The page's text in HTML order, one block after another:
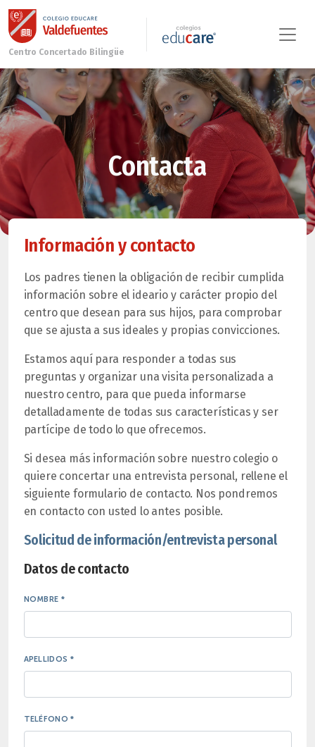
Contacta
Información y contacto
Los padres tienen la obligación de recibir cumplida
información sobre el ideario y carácter propio del
centro que desean para sus hijos, para comprobar
que se ajusta a sus ideales y propias convicciones.
Estamos aquí para responder a todas sus
preguntas y organizar una visita personalizada a
nuestro centro, para que pueda informarse
detalladamente de todas sus características y ser
partícipe de todo lo que ofrecemos.
Si desea más información sobre nuestro colegio o
quiere concertar una entrevista personal, rellene el
siguiente formulario de contacto. Nos pondremos
en contacto con usted lo antes posible.
Solicitud de información/entrevista personal
Datos de contacto
NOMBRE *
APELLIDOS *
TELÉFONO *